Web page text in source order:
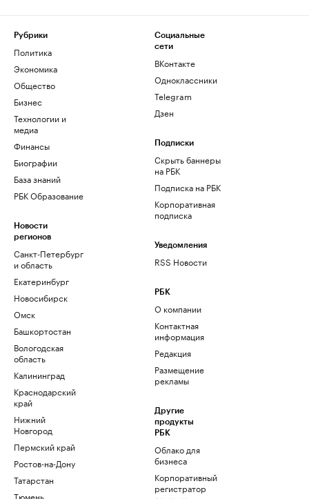
Рубрики
Политика
Экономика
Общество
Бизнес
Технологии и
медиа
Финансы
Биографии
База знаний
РБК Образование
Новости
регионов
Санкт-Петербург
и область
Екатеринбург
Новосибирск
Омск
Башкортостан
Вологодская
область
Калининград
Краснодарский
край
Нижний
Новгород
Пермский край
Ростов-на-Дону
Татарстан
Тюмень
Социальные
сети
ВКонтакте
Одноклассники
Telegram
Дзен
Подписки
Скрыть баннеры
на РБК
Подписка на РБК
Корпоративная
подписка
Уведомления
RSS Новости
РБК
О компании
Контактная
информация
Редакция
Размещение
рекламы
Другие
продукты
РБК
Облако для
бизнеса
Корпоративный
регистратор